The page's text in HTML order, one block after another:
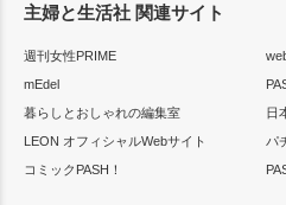
主婦と生活社 関連サイト
週刊女性PRIME
mEdel
暮らしとおしゃれの編集室
日
LEON オフィシャルWebサイト
パ
コミックPASH！